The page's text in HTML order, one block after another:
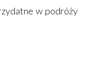
w podróży